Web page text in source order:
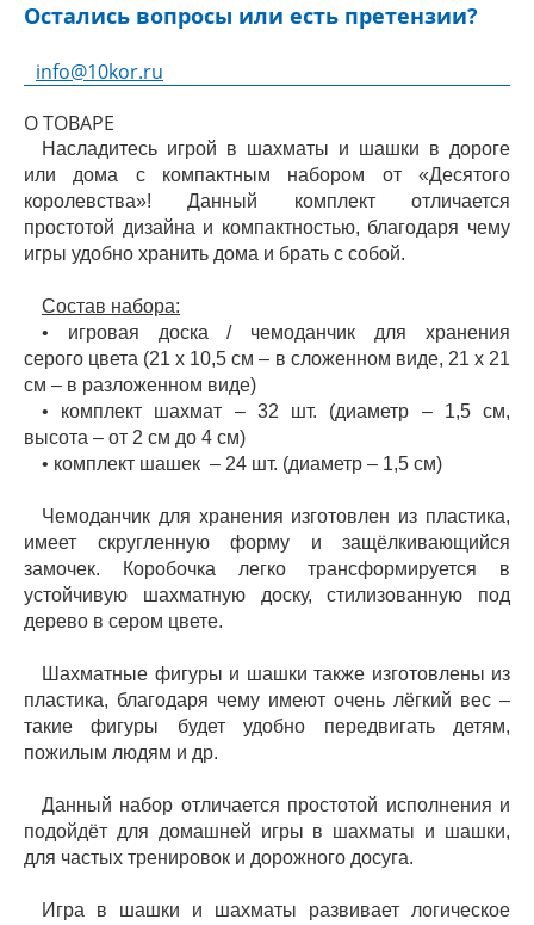
Остались вопросы или есть претензии?
info@10kor.ru
О ТОВАРЕ
Насладитесь игрой в шахматы и шашки в дороге
или дома с компактным набором от «Десятого
королевства»! Данный комплект отличается
простотой дизайна и компактностью, благодаря чему
игры удобно хранить дома и брать с собой.
Состав набора:
• игровая доска / чемоданчик для хранения
серого цвета (21 х 10,5 см – в сложенном виде, 21 х 21
см – в разложенном виде)
• комплект шахмат – 32 шт. (диаметр – 1,5 см,
высота – от 2 см до 4 см)
• комплект шашек – 24 шт. (диаметр – 1,5 см)
Чемоданчик для хранения изготовлен из пластика,
имеет скругленную форму и защёлкивающийся
замочек. Коробочка легко трансформируется в
устойчивую шахматную доску, стилизованную под
дерево в сером цвете.
Шахматные фигуры и шашки также изготовлены из
пластика, благодаря чему имеют очень лёгкий вес –
такие фигуры будет удобно передвигать детям,
пожилым людям и др.
Данный набор отличается простотой исполнения и
подойдёт для домашней игры в шахматы и шашки,
для частых тренировок и дорожного досуга.
Игра в шашки и шахматы развивает логическое